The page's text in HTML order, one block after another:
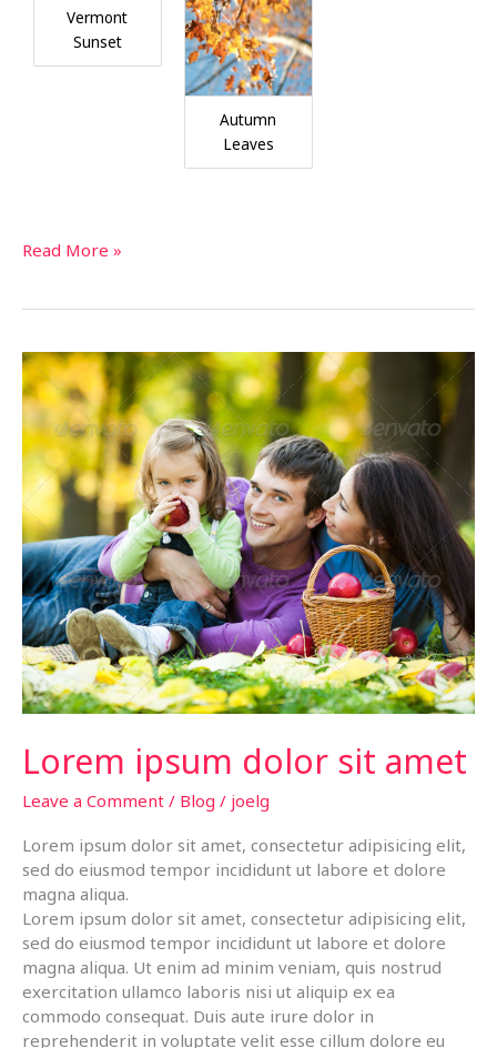
Vermont
Sunset
Autumn
Leaves
Lorem
Read More »
Lorem ipsum dolor sit amet
Leave a Comment / Blog / joelg
Lorem ipsum dolor sit amet, consectetur adipisicing elit,
sed do eiusmod tempor incididunt ut labore et dolore
magna aliqua.
Lorem ipsum dolor sit amet, consectetur adipisicing elit,
sed do eiusmod tempor incididunt ut labore et dolore
magna aliqua. Ut enim ad minim veniam, quis nostrud
exercitation ullamco laboris nisi ut aliquip ex ea
commodo consequat. Duis aute irure dolor in
reprehenderit in voluptate velit esse cillum dolore eu